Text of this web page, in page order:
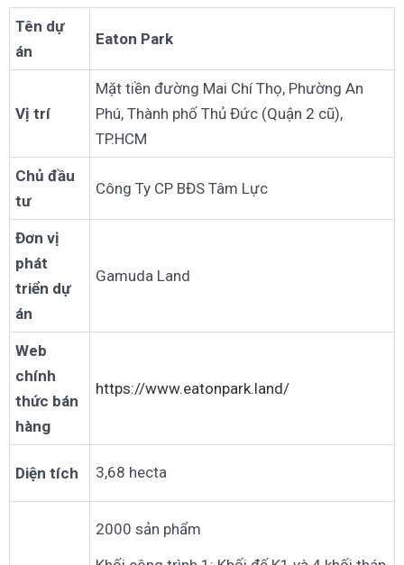
Tên dự
án
Eaton Park
Vị trí
Mặt tiền đường Mai Chí Thọ, Phường An
Phú, Thành phố Thủ Đức (Quận 2 cũ),
TP.HCM
Chủ đầu
tư
Công Ty CP BĐS Tâm Lực
Đơn vị
phát
triển dự
án
Gamuda Land
Web
chính
thức bán
hàng
https://www.eatonpark.land/
Diện tích 3,68 hecta
2000 sản phẩm